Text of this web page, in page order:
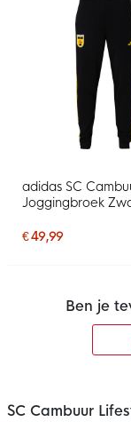
adidas SC
Joggingbroek
€ 49,99
Ben je
SC Cambuur